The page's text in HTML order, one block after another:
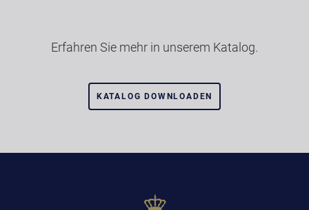
Erfahren Sie mehr in unserem Katalog.
KATALOG DOWNLOADEN